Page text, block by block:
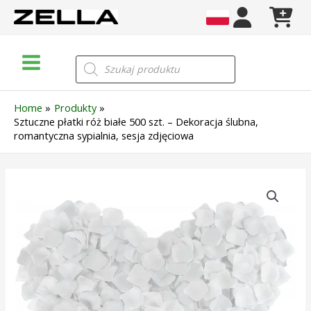
Skip
Menu
Wyszukiwarka
produktów
Home
Produkty
Sztuczne płatki róż białe 500 szt. – Dekoracja ślubna,
romantyczna sypialnia, sesja zdjęciowa
róż
białe
500